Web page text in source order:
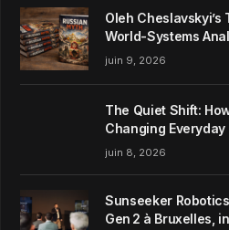
Oleh Cheslavskyi’s
World-Systems
juin 9, 2026
The Quiet Shift:
Changing
juin 8, 2026
Sunseeker
Gen 2 à Bruxelles,